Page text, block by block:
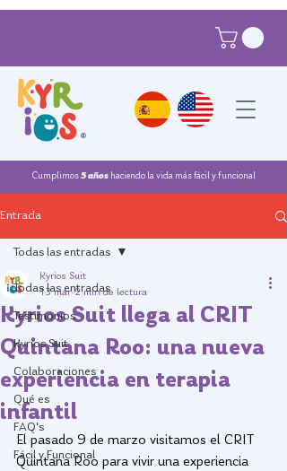
Cumplimos5 añoshaciendo la vida más fácil y funcional
®
Entrada
Todas las entradas
Testimonios
Kyrios Suit
Colaboraciones
Qué es
FAQ's
Fácil y Funcional
Todas las entradas
Kyrios Suit llega al CRIT
Quintana Roo: una nueva
experiencia en terapia
infantil
Kyrios Suit
13 mar 2 min de lectura
El pasado 9 de marzo visitamos el CRIT
Quintana Roo para vivir una experiencia